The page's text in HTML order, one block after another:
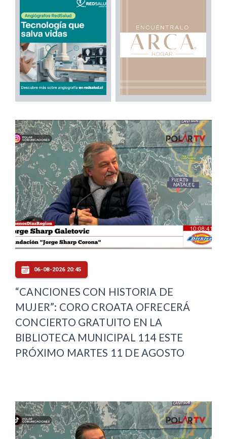
06-08-2026 20:45
“CANCIONES CON HISTORIA DE
MUJER”: CORO CROATA OFRECERÁ
CONCIERTO GRATUITO EN LA
BIBLIOTECA MUNICIPAL 114 ESTE
PRÓXIMO MARTES 11 DE AGOSTO